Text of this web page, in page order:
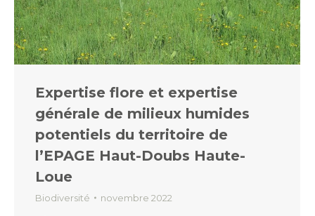
Expertise flore et expertise
générale de milieux humides
potentiels du territoire de
l’EPAGE Haut-Doubs Haute-
Loue
Biodiversité novembre 2022